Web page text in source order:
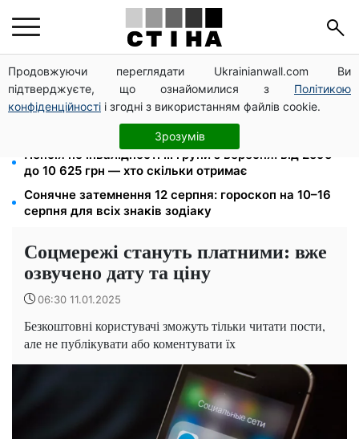
Продовжуючи переглядати Ukrainianwall.com Ви
підтверджуєте, що ознайомилися з Політикою
конфіденційності і згодні з використанням файлів cookie.
Зрозумів
Фейкові сайти сервісних центрів МВС: шахраї
виманюють гроші у водіїв перед виїздом за кордон
120 000 грн на авто: компенсацію для ветеранів
хочуть поширити на III групу інвалідності
Пенсія по інвалідності III групи з вересня: від 2595
до 10 625 грн — хто скільки отримає
Сонячне затемнення 12 серпня: гороскоп на 10–16
серпня для всіх знаків зодіаку
Соцмережі стануть платними: вже
озвучено дату та ціну
06:30 11.01.2025
Безкоштовні користувачі зможуть тільки читати пости,
але не публікувати або коментувати їх